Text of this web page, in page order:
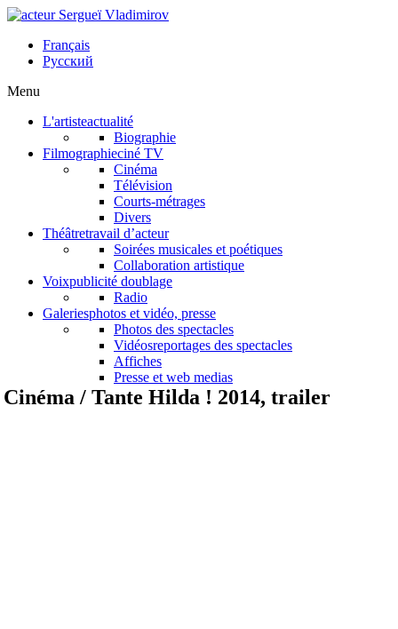
Français
Русский
Menu
L'artisteactualité
Biographie
Filmographieciné TV
Cinéma
Télévision
Courts-métrages
Divers
Théâtretravail d’acteur
Soirées musicales et poétiques
Collaboration artistique
Voixpublicité doublage
Radio
Galeriesphotos et vidéo, presse
Photos des spectacles
Vidéosreportages des spectacles
Affiches
Presse et web medias
Cinéma / Tante Hilda ! 2014, trailer